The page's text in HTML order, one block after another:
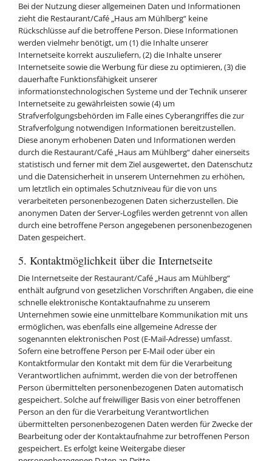
Bei der Nutzung dieser allgemeinen Daten und Informationen
zieht die Restaurant/Café „Haus am Mühlberg“ keine
Rückschlüsse auf die betroffene Person. Diese Informationen
werden vielmehr benötigt, um (1) die Inhalte unserer
Internetseite korrekt auszuliefern, (2) die Inhalte unserer
Internetseite sowie die Werbung für diese zu optimieren, (3) die
dauerhafte Funktionsfähigkeit unserer
informationstechnologischen Systeme und der Technik unserer
Internetseite zu gewährleisten sowie (4) um
Strafverfolgungsbehörden im Falle eines Cyberangriffes die zur
Strafverfolgung notwendigen Informationen bereitzustellen.
Diese anonym erhobenen Daten und Informationen werden
durch die Restaurant/Café „Haus am Mühlberg“ daher einerseits
statistisch und ferner mit dem Ziel ausgewertet, den Datenschutz
und die Datensicherheit in unserem Unternehmen zu erhöhen,
um letztlich ein optimales Schutzniveau für die von uns
verarbeiteten personenbezogenen Daten sicherzustellen. Die
anonymen Daten der Server-Logfiles werden getrennt von allen
durch eine betroffene Person angegebenen personenbezogenen
Daten gespeichert.
5. Kontaktmöglichkeit über die Internetseite
Die Internetseite der Restaurant/Café „Haus am Mühlberg“
enthält aufgrund von gesetzlichen Vorschriften Angaben, die eine
schnelle elektronische Kontaktaufnahme zu unserem
Unternehmen sowie eine unmittelbare Kommunikation mit uns
ermöglichen, was ebenfalls eine allgemeine Adresse der
sogenannten elektronischen Post (E-Mail-Adresse) umfasst.
Sofern eine betroffene Person per E-Mail oder über ein
Kontaktformular den Kontakt mit dem für die Verarbeitung
Verantwortlichen aufnimmt, werden die von der betroffenen
Person übermittelten personenbezogenen Daten automatisch
gespeichert. Solche auf freiwilliger Basis von einer betroffenen
Person an den für die Verarbeitung Verantwortlichen
übermittelten personenbezogenen Daten werden für Zwecke der
Bearbeitung oder der Kontaktaufnahme zur betroffenen Person
gespeichert. Es erfolgt keine Weitergabe dieser